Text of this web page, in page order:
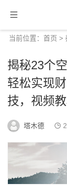
当前位置： 首页 >
揭秘23个
轻松实现
技，视频
塔木德